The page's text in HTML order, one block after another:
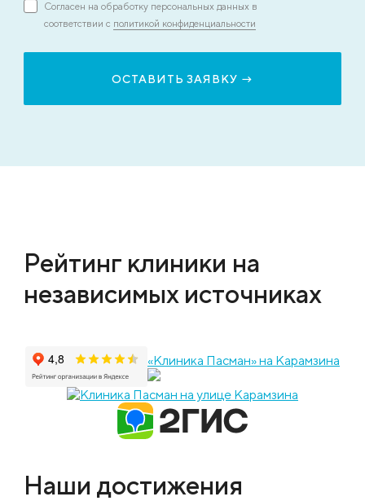
Согласен на обработку персональных данных в
соответствии с политикой конфиденциальности
Рейтинг клиники на
независимых источниках
«Клиника Пасман» на Карамзина
Наши достижения